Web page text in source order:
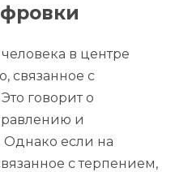
в центре
связанное с
говорит о
и
Однако если на
с терпением,